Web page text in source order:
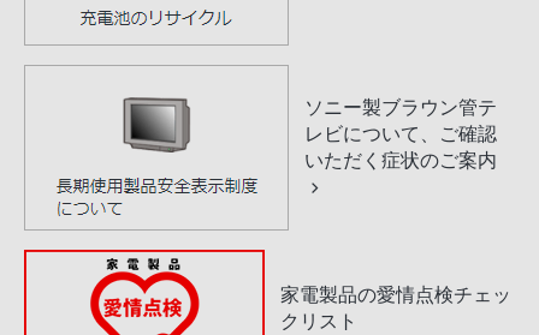
ソニー製ブラウン管テ
レビについて、ご確認
いただく症状のご案内
家電製品の愛情点検チェッ
クリスト